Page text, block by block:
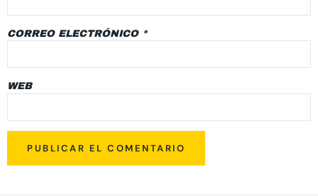
CORREO ELECTRÓNICO *
WEB